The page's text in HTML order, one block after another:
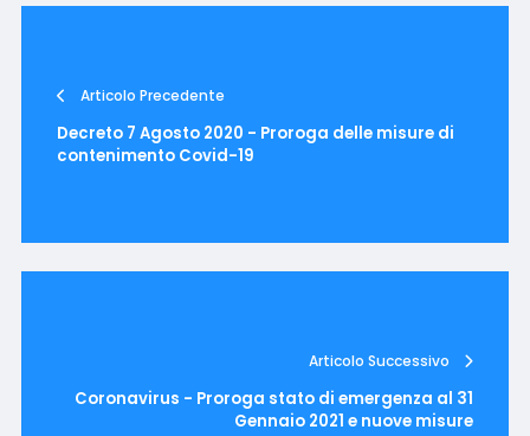
Articolo Precedente
Decreto 7 Agosto 2020 - Proroga delle misure di
contenimento Covid-19
Articolo Successivo
Coronavirus - Proroga stato di emergenza al 31
Gennaio 2021 e nuove misure